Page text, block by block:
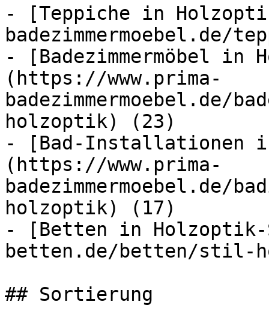
- [Teppiche in
- [Badezimmermöbel
(https://www.prima-
badezimmermoebel.de/
holzoptik) (23)
- [Bad-Installationen
(https://www.prima-
holzoptik) (17)
- [Betten in
betten.de/betten/stil-
## Sortierung